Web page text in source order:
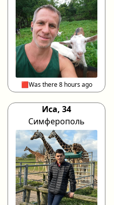
🟥Was there 8 hours ago
Иса, 34
Симферополь